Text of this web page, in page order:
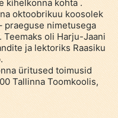
kihelkonna kohta .
oktoobrikuu koosolek
praeguse nimetusega
Teemaks oli Harju-Jaani
ja lektoriks Raasiku
üritused toimusid
Tallinna Toomkoolis,